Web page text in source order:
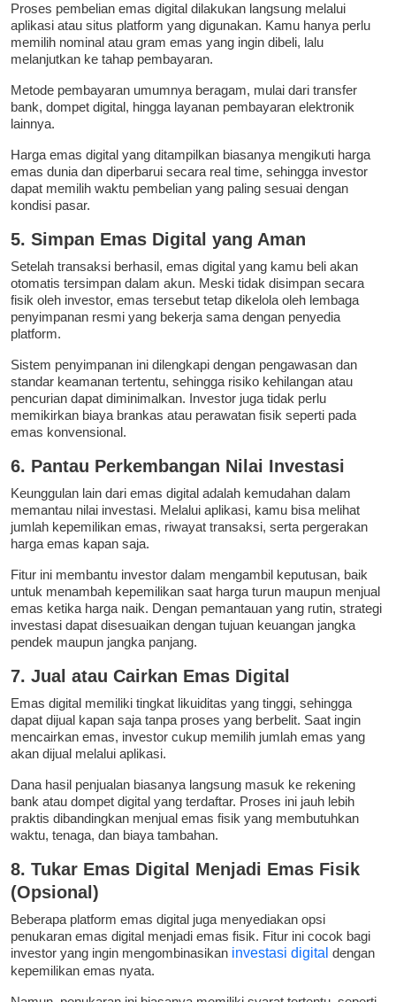
Proses pembelian emas digital dilakukan langsung melalui
aplikasi atau situs platform yang digunakan. Kamu hanya perlu
memilih nominal atau gram emas yang ingin dibeli, lalu
melanjutkan ke tahap pembayaran.
Metode pembayaran umumnya beragam, mulai dari transfer
bank, dompet digital, hingga layanan pembayaran elektronik
lainnya.
Harga emas digital yang ditampilkan biasanya mengikuti harga
emas dunia dan diperbarui secara real time, sehingga investor
dapat memilih waktu pembelian yang paling sesuai dengan
kondisi pasar.
5. Simpan Emas Digital yang Aman
Setelah transaksi berhasil, emas digital yang kamu beli akan
otomatis tersimpan dalam akun. Meski tidak disimpan secara
fisik oleh investor, emas tersebut tetap dikelola oleh lembaga
penyimpanan resmi yang bekerja sama dengan penyedia
platform.
Sistem penyimpanan ini dilengkapi dengan pengawasan dan
standar keamanan tertentu, sehingga risiko kehilangan atau
pencurian dapat diminimalkan. Investor juga tidak perlu
memikirkan biaya brankas atau perawatan fisik seperti pada
emas konvensional.
6. Pantau Perkembangan Nilai Investasi
Keunggulan lain dari emas digital adalah kemudahan dalam
memantau nilai investasi. Melalui aplikasi, kamu bisa melihat
jumlah kepemilikan emas, riwayat transaksi, serta pergerakan
harga emas kapan saja.
Fitur ini membantu investor dalam mengambil keputusan, baik
untuk menambah kepemilikan saat harga turun maupun menjual
emas ketika harga naik. Dengan pemantauan yang rutin, strategi
investasi dapat disesuaikan dengan tujuan keuangan jangka
pendek maupun jangka panjang.
7. Jual atau Cairkan Emas Digital
Emas digital memiliki tingkat likuiditas yang tinggi, sehingga
dapat dijual kapan saja tanpa proses yang berbelit. Saat ingin
mencairkan emas, investor cukup memilih jumlah emas yang
akan dijual melalui aplikasi.
Dana hasil penjualan biasanya langsung masuk ke rekening
bank atau dompet digital yang terdaftar. Proses ini jauh lebih
praktis dibandingkan menjual emas fisik yang membutuhkan
waktu, tenaga, dan biaya tambahan.
8. Tukar Emas Digital Menjadi Emas Fisik
(Opsional)
Beberapa platform emas digital juga menyediakan opsi
penukaran emas digital menjadi emas fisik. Fitur ini cocok bagi
investor yang ingin mengombinasikan investasi digital dengan
kepemilikan emas nyata.